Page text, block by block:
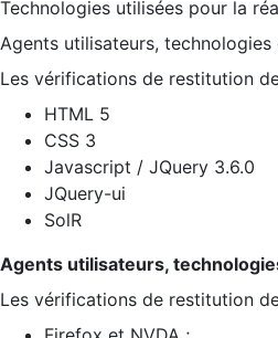
Technologies utilisées pour la
Agents utilisateurs, technologies
Les vérifications de restitution
HTML 5
CSS 3
Javascript / JQuery 3.6.0
JQuery-ui
SolR
Agents utilisateurs,
Les vérifications de restitution